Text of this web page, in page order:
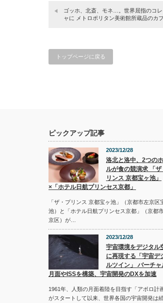
ゴッホ、北斎、モネ…。世界屈指のコ
ャに メトロポリタン美術館所蔵品のカ
トップページに戻る
ピックアップ記事
2023/12/28
洛北と洛中、2つの
ルが食の競演求 「ザ
リンス 京都宝ヶ池」
×「ホテル日航プリンセス京都」
「ザ・プリンス 京都宝ヶ池」（京都市左京区
池）と「ホテル日航プリンセス京都」（京都
京区）が…
2023/12/28
宇宙環境をデジタル
に再現する「宇宙デ
ルツイン」 バーチャ
月面やISSを構築、宇宙開発のDXを加速
1961年、人類の月面着陸を目指す「アポロ計
がスタートして以来、世界各国の宇宙開発は